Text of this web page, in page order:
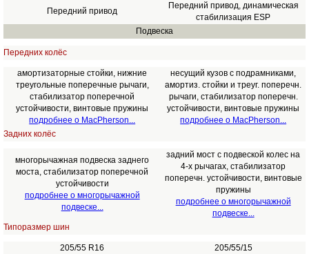
Передний привод
Передний привод, динамическая
стабилизация ESP
Подвеска
Передних колёс
амортизаторные стойки, нижние
треугольные поперечные рычаги,
стабилизатор поперечной
устойчивости, винтовые пружины
подробнее о MacPherson...
несущий кузов с подрамниками,
амортиз. стойки и треуг. поперечн.
рычаги, стабилизатор поперечн.
устойчивости, винтовые пружины
подробнее о MacPherson...
Задних колёс
многорычажная подвеска заднего
моста, стабилизатор поперечной
устойчивости
подробнее о многорычажной
подвеске...
задний мост с подвеской колес на
4-х рычагах, стабилизатор
поперечн. устойчивости, винтовые
пружины
подробнее о многорычажной
подвеске...
Типоразмер шин
205/55 R16
205/55/15